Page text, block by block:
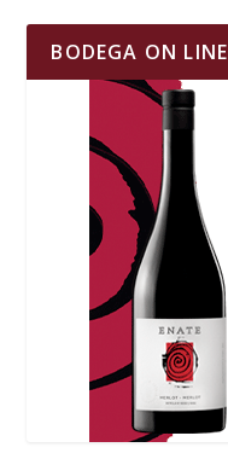
BODEGA ON LINE